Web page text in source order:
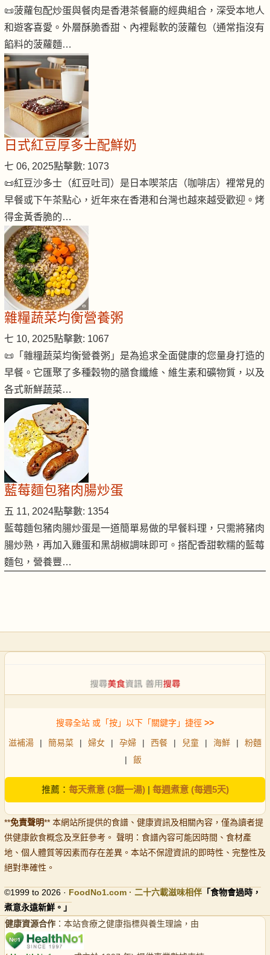
📜菠蘿包配炒蛋與餐肉是香港茶餐廳的經典組合，深受本地人
和遊客喜愛。外層酥脆香甜、內裡鬆軟的菠蘿包（通常指沒有
餡料的菠蘿麵…
日式紅豆厚多士配鮮奶
七 06, 2025點擊數: 1073
📜紅豆沙多士（紅豆吐司）是日本喫茶店（咖啡店）裡常見的
早餐或下午茶點心，近年來在香港和台灣也越來越受歡迎。烤
得金黃香脆的…
雜糧蔬菜均衡營養粥
七 10, 2025點擊數: 1067
📜「雜糧蔬菜均衡營養粥」是為追求全面健康的您量身打造的
早餐。它匯聚了多種穀物的膳食纖維、維生素和礦物質，以及
各式新鮮蔬菜…
藍莓麵包豬肉腸炒蛋
五 11, 2024點擊數: 1354
藍莓麵包豬肉腸炒蛋是一道簡單易做的早餐料理，只需將豬肉
腸炒熟，再加入雞蛋和黑胡椒調味即可。搭配香甜軟糯的藍莓
麵包，營養豐…
搜尋全站 或「按」以下「關鍵字」捷徑 >>
滋補湯 | 簡易菜 | 婦女 | 孕婦 | 西餐 | 兒童 | 海鮮 |
粉麵
|
飯
推薦： 每天煮意 (3餸一湯)| 每週煮意 (每週5天)
**免責聲明** 本網站所提供的食譜、健康資訊及相關內容，僅為讀者提
供健康飲食概念及烹飪參考。 聲明：食譜內容可能因時間、食材產
地、個人體質等因素而存在差異。本站不保證資訊的即時性、完整性及
絕對準確性。
©1999 to 2026 · FoodNo1.com · 二十六載滋味相伴 「食物會過時，
煮意永遠新鮮。」
健康資源合作 ：本站食療之健康指標與養生理論，由